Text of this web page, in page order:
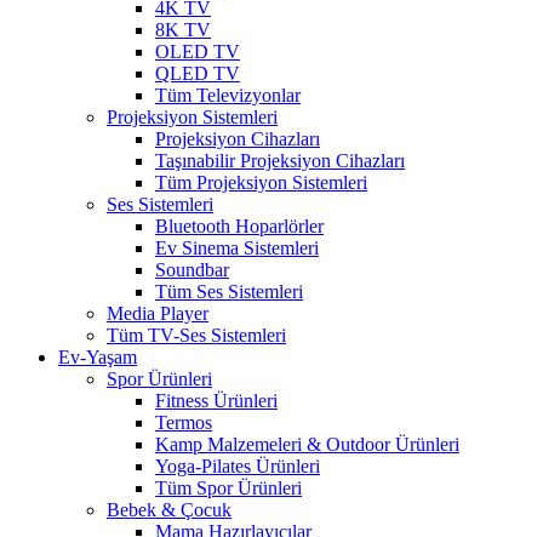
4K TV
8K TV
OLED TV
QLED TV
Tüm Televizyonlar
Projeksiyon Sistemleri
Projeksiyon Cihazları
Taşınabilir Projeksiyon Cihazları
Tüm Projeksiyon Sistemleri
Ses Sistemleri
Bluetooth Hoparlörler
Ev Sinema Sistemleri
Soundbar
Tüm Ses Sistemleri
Media Player
Tüm TV-Ses Sistemleri
Ev-Yaşam
Spor Ürünleri
Fitness Ürünleri
Termos
Kamp Malzemeleri & Outdoor Ürünleri
Yoga-Pilates Ürünleri
Tüm Spor Ürünleri
Bebek & Çocuk
Mama Hazırlayıcılar